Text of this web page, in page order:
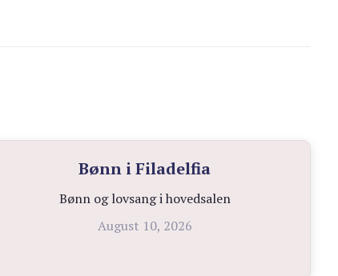
Bønn i Filadelfia
Bønn og lovsang i hovedsalen
August 10, 2026